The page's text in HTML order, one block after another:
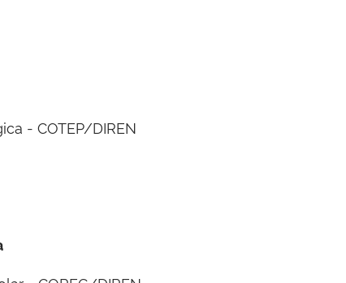
- COTEP/DIREN